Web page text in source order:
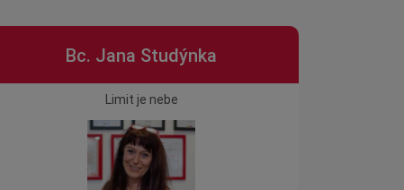
Bc. Jana Studýnka
Limit je nebe